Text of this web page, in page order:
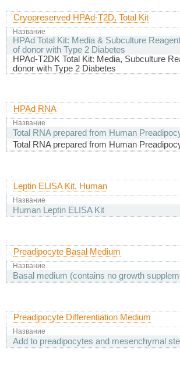
Cryopreserved HPAd-T2D, Total Kit
Название
HPAd Total Kit: Media & Subculture
of donor with Type 2 Diabetes
HPAd-T2DK Total Kit: Media, Subculture
donor with Type 2 Diabetes
HPAd RNA
Название
Total RNA prepared from Human
Total RNA prepared from Human
Leptin ELISA Kit, Human
Название
Human Leptin ELISA Kit
Preadipocyte Basal Medium
Название
Basal medium (contains no growth
Preadipocyte Differentiation Medium
Название
Add to preadipocytes and mesenchymal